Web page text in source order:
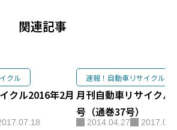
関連記事
クル
クル2016年2月
速報！自動車リサイクル
月刊自動車リサイクル
号（通巻37号）
2014.04.27